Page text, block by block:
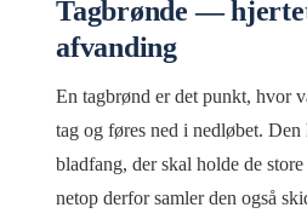
Tagbrønde —
afvanding
En tagbrønd er det punkt, hvor
tag og føres ned i nedløbet.
bladfang, der skal holde de
netop derfor samler den også